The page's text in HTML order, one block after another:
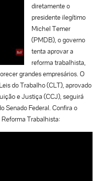
diretamente o
presidente ilegítimo
Michel Temer
(PMDB), o governo
tenta aprovar a
reforma trabalhista,
grandes empresários. O
do Trabalho (CLT), aprovado
e Justiça (CCJ), seguirá
Senado Federal. Confira o
Trabalhista: